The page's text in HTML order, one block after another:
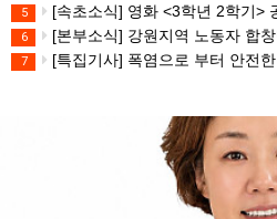
5 [속초소식] 영화 <3학년 2학기>
6 [본부소식] 강원지역 노동자 합
7 [특집기사] 폭염으로 부터 안전